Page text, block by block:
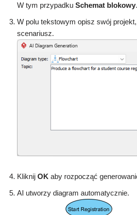
W tym przypadku Schemat blokowy.
W polu tekstowym opisz swój
scenariusz.
Kliknij OK aby rozpocząć
AI utworzy diagram automatycznie.